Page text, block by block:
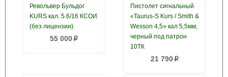
Револьвер Бульдог
KURS кал. 5.6/16 КСОИ
(без лицензии)
55 000p
Пистолет сигнальный
«Taurus-S Kurs / Smith &
Wesson 4,5» кал 5,5мм,
черный под патрон
10ТК
21 790p